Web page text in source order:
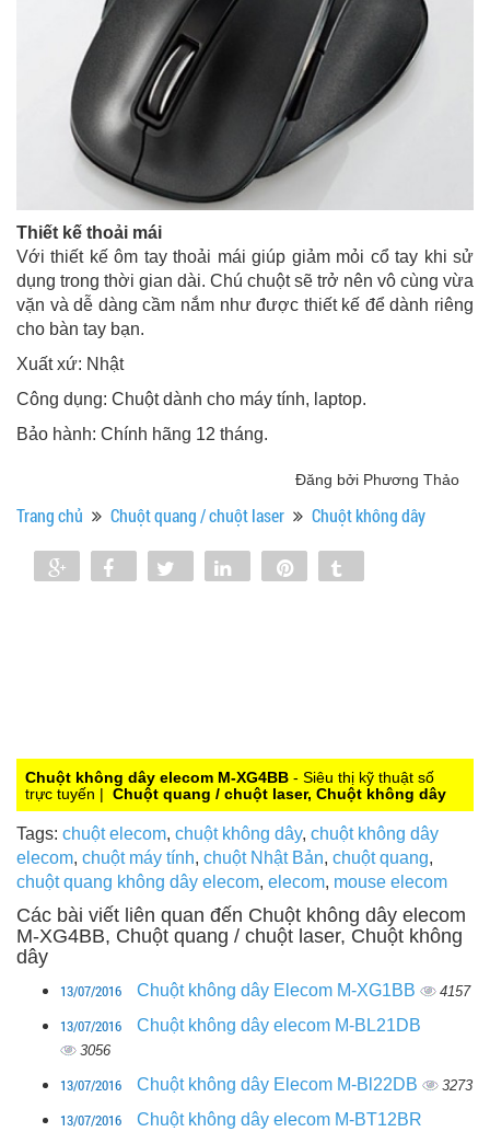
Thiết kế thoải mái
Với thiết kế ôm tay thoải mái giúp giảm mỏi cổ tay khi sử
dụng trong thời gian dài. Chú chuột sẽ trở nên vô cùng vừa
vặn và dễ dàng cầm nắm như được thiết kế để dành riêng
cho bàn tay bạn.
Xuất xứ: Nhật
Công dụng: Chuột dành cho máy tính, laptop.
Bảo hành: Chính hãng 12 tháng.
Đăng bởi Phương Thảo
Trang chủ Chuột quang / chuột laser Chuột không dây
Share Share Tweet Share
Chuột không dây elecom M-XG4BB - Siêu thị kỹ thuật số
trực tuyến | Chuột quang / chuột laser, Chuột không dây
Tags: chuột elecom, chuột không dây, chuột không dây
elecom, chuột máy tính, chuột Nhật Bản, chuột quang,
chuột quang không dây elecom, elecom, mouse elecom
Các bài viết liên quan đến Chuột không dây elecom
M-XG4BB, Chuột quang / chuột laser, Chuột không
dây
13/07/2016 Chuột không dây Elecom M-XG1BB 4157
13/07/2016 Chuột không dây elecom M-BL21DB
3056
13/07/2016 Chuột không dây Elecom M-Bl22DB 3273
13/07/2016 Chuột không dây elecom M-BT12BR